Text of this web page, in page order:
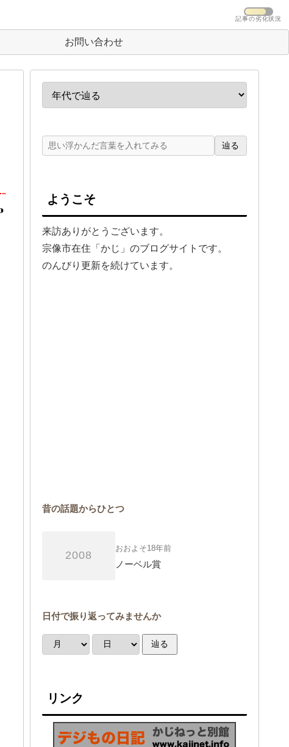
お問い合わせ
辿る
ようこそ
来訪ありがとうございます。
宗像市在住「かじ」のブログサイトです。
のんびり更新を続けています。
昔の話題からひとつ
2008
おおよそ18年前
ノーベル賞
日付で振り返ってみませんか
辿る
リンク
記事の劣化状況